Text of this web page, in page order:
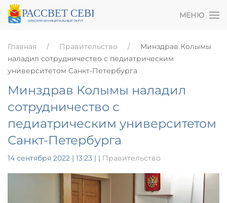
МЕНЮ
Главная Правительство
Минздрав Колымы
наладил сотрудничество с педиатрическим
университетом Санкт-Петербурга
Минздрав Колымы наладил
сотрудничество с
педиатрическим университетом
Санкт-Петербурга
14 сентября 2022 | 13:23 | | Правительство